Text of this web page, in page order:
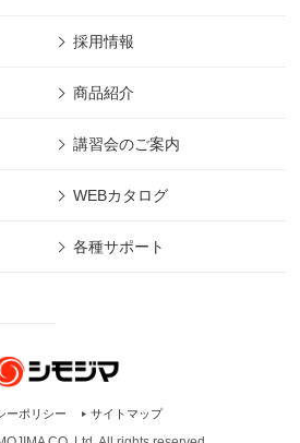
採用情報
商品紹介
講習会のご案内
WEBカタログ
各種サポート
ーポリシー サイトマップ